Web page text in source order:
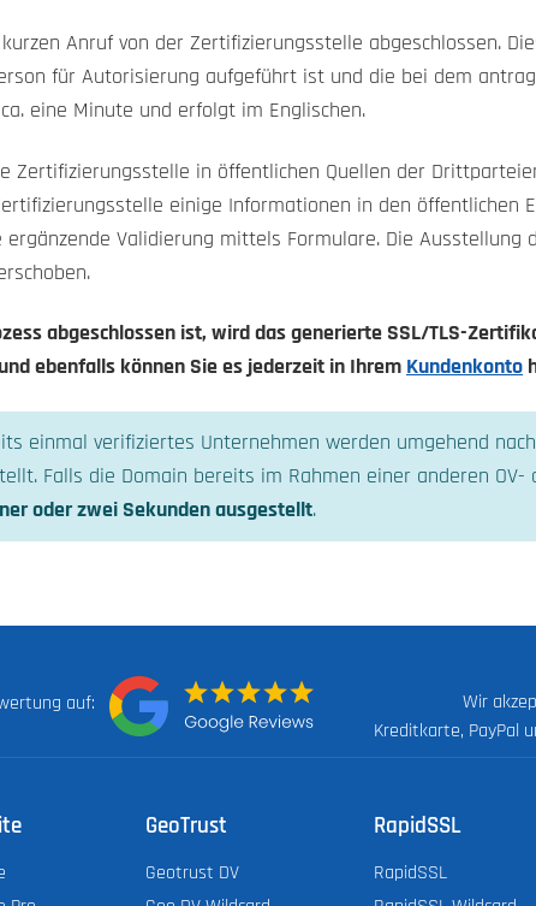
Anruf von der Zertifizierungsstelle abgeschlossen.
für Autorisierung aufgeführt ist und die bei dem
eine Minute und erfolgt im Englischen.
Zertifizierungsstelle in öffentlichen Quellen der
einige Informationen in den öffentlichen
ergänzende Validierung mittels Formulare. Die
abgeschlossen ist, wird das generierte SSL/TLS-
ebenfalls können Sie es jederzeit in Ihrem Kundenkonto
einmal verifiziertes Unternehmen werden umgehend
Falls die Domain bereits im Rahmen einer anderen
oder zwei Sekunden ausgestellt.
auf:
Wir
Kreditkarte, PayPal
GeoTrust
Geotrust DV
RapidSSL
RapidSSL